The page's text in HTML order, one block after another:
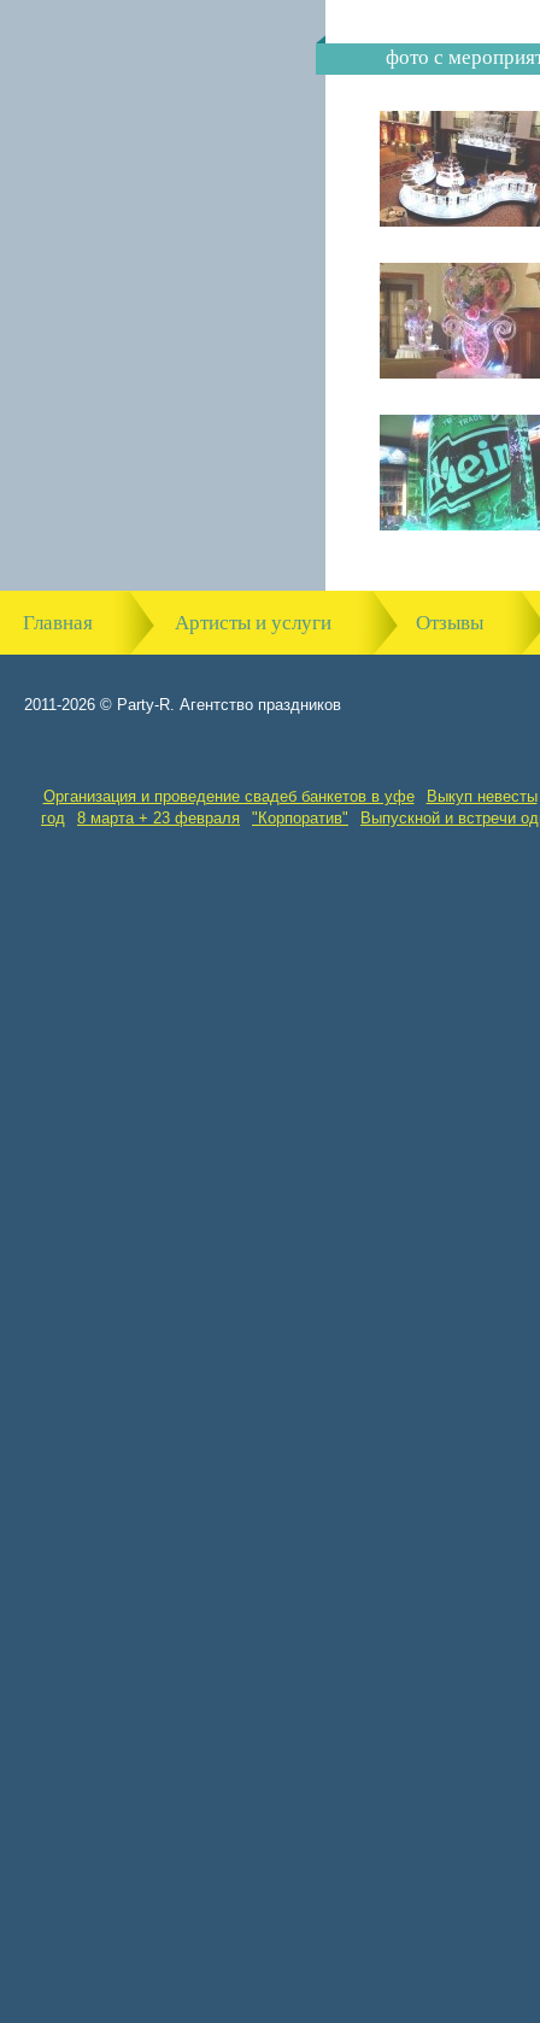
фото с
Главная Артисты и услуги Отзывы
2011-2026 © Party-R. Агентство праздников
Организация и проведение свадеб банкетов в уфе
Выкуп невесты
год
8 марта + 23 февраля "Корпоратив" Выпускной и встречи